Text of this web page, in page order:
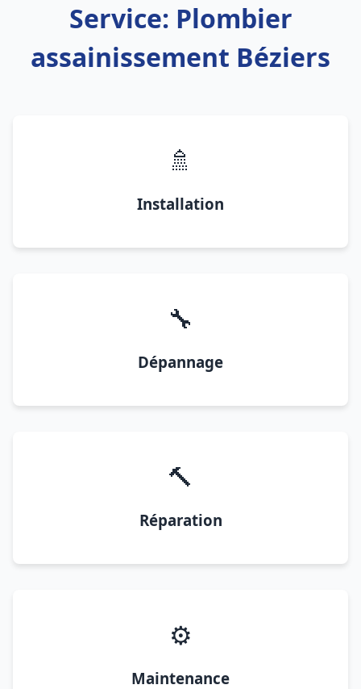
Service: Plombier
assainissement Béziers
🚿
Installation
🔧
Dépannage
🔨
Réparation
⚙️
Maintenance